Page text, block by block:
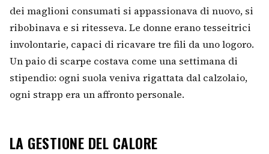
dei maglioni consumati si appassionava di nuovo, si
ribobinava e si ritesseva. Le donne erano tesseitrici
involontarie, capaci di ricavare tre fili da uno logoro.
Un paio di scarpe costava come una settimana di
stipendio: ogni suola veniva rigattata dal calzolaio,
ogni strapp era un affronto personale.
LA GESTIONE DEL CALORE